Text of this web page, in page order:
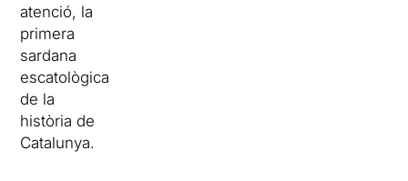
atenció, la
primera
sardana
escatològica
de la
història de
Catalunya.